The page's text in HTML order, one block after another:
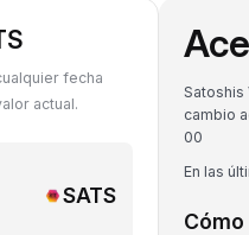
fecha
actual.
SATS
Satoshis
cambio
00
En las
Cómo